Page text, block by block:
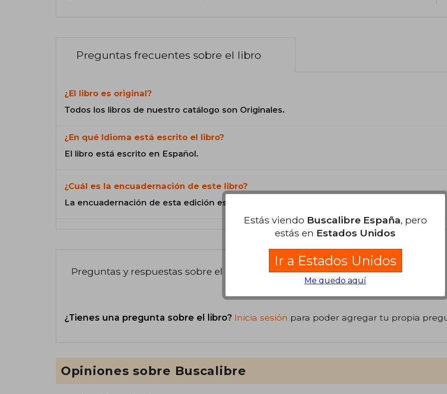
Preguntas frecuentes sobre el libro
¿El libro es original?
Todos los libros de nuestro catálogo son Originales.
¿En qué Idioma está escrito el libro?
El libro está escrito en Español.
¿Cuál es la encuadernación de este libro?
La encuadernación de esta edición es Tapa Dura.
Preguntas y respuestas sobre el libro
¿Tienes una pregunta sobre el libro? Inicia sesión para poder agregar tu propia
Opiniones sobre Buscalibre
Estás viendo Buscalibre España, pero
estás en Estados Unidos
Ir a Estados Unidos
Me quedo aquí